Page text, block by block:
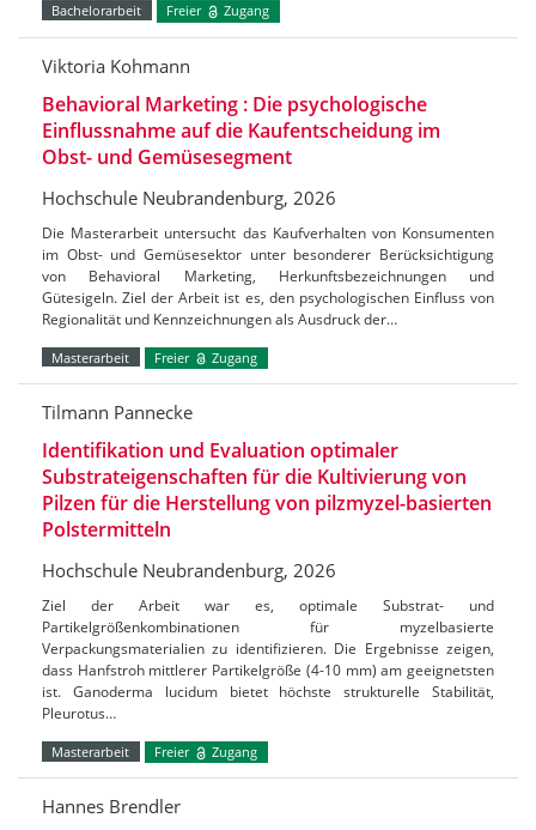
Bachelorarbeit Freier Zugang
Viktoria Kohmann
Behavioral Marketing : Die psychologische
Einflussnahme auf die Kaufentscheidung im
Obst- und Gemüsesegment
Hochschule Neubrandenburg, 2026
Die Masterarbeit untersucht das Kaufverhalten von Konsumenten
im Obst- und Gemüsesektor unter besonderer Berücksichtigung
von Behavioral Marketing, Herkunftsbezeichnungen und
Gütesigeln. Ziel der Arbeit ist es, den psychologischen Einfluss von
Regionalität und Kennzeichnungen als Ausdruck der…
Masterarbeit Freier Zugang
Tilmann Pannecke
Identifikation und Evaluation optimaler
Substrateigenschaften für die Kultivierung von
Pilzen für die Herstellung von pilzmyzel-basierten
Polstermitteln
Hochschule Neubrandenburg, 2026
Ziel der Arbeit war es, optimale Substrat- und
Partikelgrößenkombinationen für myzelbasierte
Verpackungsmaterialien zu identifizieren. Die Ergebnisse zeigen,
dass Hanfstroh mittlerer Partikelgröße (4-10 mm) am geeignetsten
ist. Ganoderma lucidum bietet höchste strukturelle Stabilität,
Pleurotus…
Masterarbeit Freier Zugang
Hannes Brendler